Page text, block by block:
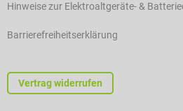
Hinweise zur Elektroaltgeräte- &
Barrierefreiheitserklärung
Vertrag widerrufen